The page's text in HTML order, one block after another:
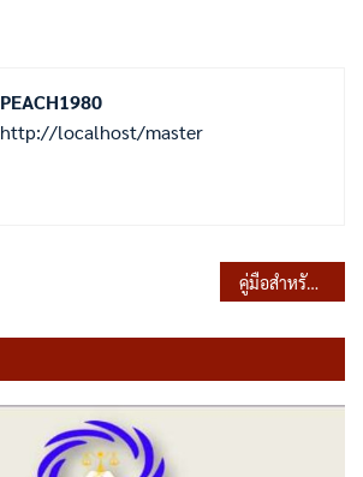
PEACH1980
http://localhost/master
คู่มือสำหรับประชาชนการรับชำระภาษีที่ดินและสิ่งปลูกสร้าง